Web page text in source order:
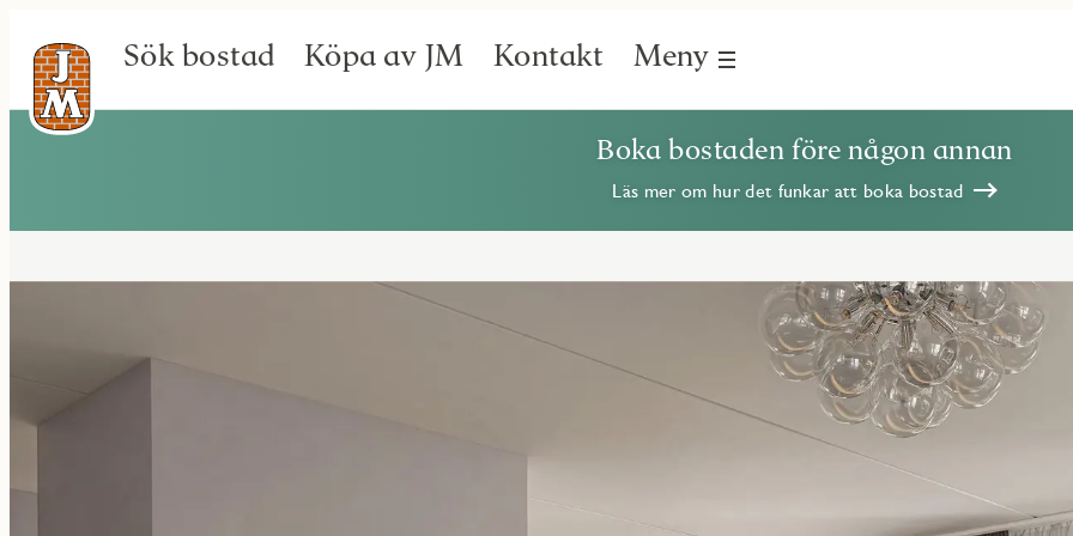
Sök bostad Köpa av JM Kontakt Meny
Boka bostaden före någon annan
Läs mer om hur det funkar att boka bostad